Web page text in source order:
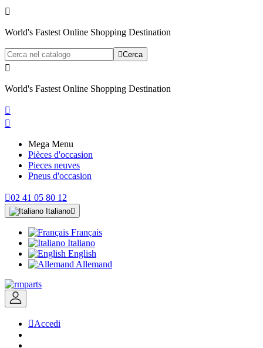

World's Fastest Online Shopping Destination
Cerca

World's Fastest Online Shopping Destination


Mega Menu
Pièces d'occasion
Pieces neuves
Pneus d'occasion
02 41 05 80 12
Italiano
Français
Italiano
English
Allemand
Accedi